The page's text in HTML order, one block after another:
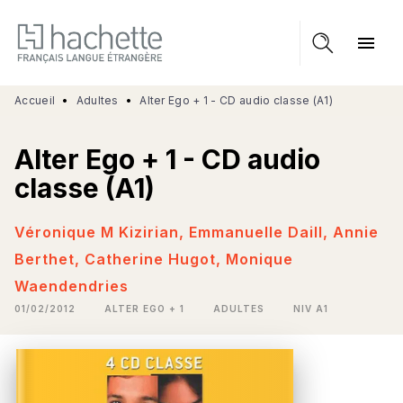
MENU RECHERCHE
CONTENU
PIED DE PAGE
menu
Accueil • Adultes • Alter Ego + 1 - CD audio classe (A1)
Alter Ego + 1 - CD audio
classe (A1)
Véronique M Kizirian, Emmanuelle Daill, Annie
Berthet, Catherine Hugot, Monique
Waendendries
01/02/2012 ALTER EGO + 1 ADULTES NIV A1